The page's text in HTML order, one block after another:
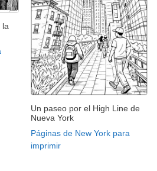
la
Un paseo por el High Line de
Nueva York
Páginas de New York para
imprimir